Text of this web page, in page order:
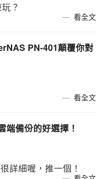
？
看全文
PN-401顛覆你對
看全文
端備份的好選擇！
詳細喔，推一個！